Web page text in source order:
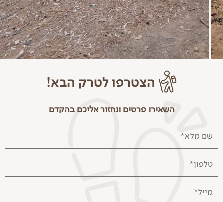
לעמוד התנאים הכלליים
הצטרפו לטרק הבא!
השאירו פרטים ונחזור אליכם בהקדם
שם מלא*
טלפון*
מייל*